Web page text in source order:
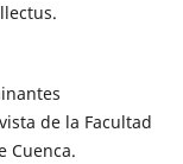
de la Facultad
Cuenca.